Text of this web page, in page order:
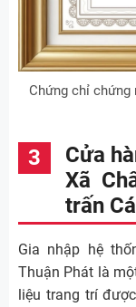
Chứng chỉ
Cửa
Xã
trấn
Gia nhập hệ
Thuận Phát là
liệu trang trí